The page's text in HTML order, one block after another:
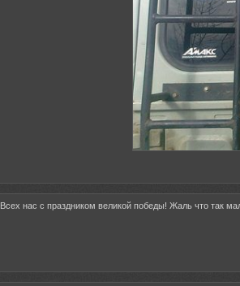
Всех нас с праздником великой победы! Жаль что так